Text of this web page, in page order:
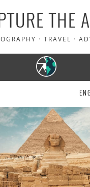
THE
· TRAVEL ·
5% de
Heymondo ,
viaje que